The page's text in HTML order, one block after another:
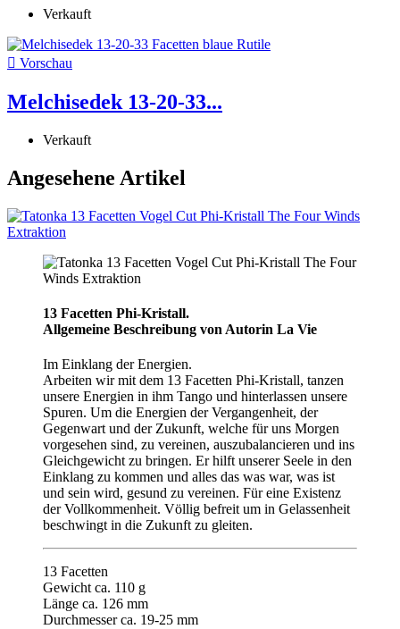
Verkauft
 Vorschau
Melchisedek 13-20-33...
Verkauft
Angesehene Artikel
13 Facetten Phi-Kristall.
Allgemeine Beschreibung von Autorin La Vie
Im Einklang der Energien.
Arbeiten wir mit dem 13 Facetten Phi-Kristall, tanzen
unsere Energien in ihm Tango und hinterlassen unsere
Spuren. Um die Energien der Vergangenheit, der
Gegenwart und der Zukunft, welche für uns Morgen
vorgesehen sind, zu vereinen, auszubalancieren und ins
Gleichgewicht zu bringen. Er hilft unserer Seele in den
Einklang zu kommen und alles das was war, was ist
und sein wird, gesund zu vereinen. Für eine Existenz
der Vollkommenheit. Völlig befreit um in Gelassenheit
beschwingt in die Zukunft zu gleiten.
13 Facetten
Gewicht ca. 110 g
Länge ca. 126 mm
Durchmesser ca. 19-25 mm